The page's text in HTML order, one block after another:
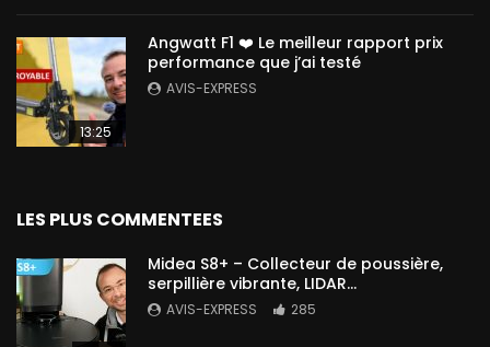
13:25
Angwatt F1 ❤️ Le meilleur rapport prix
performance que j’ai testé
AVIS-EXPRESS
LES PLUS COMMENTEES
Midea S8+ – Collecteur de poussière,
serpillière vibrante, LIDAR…
AVIS-EXPRESS 285